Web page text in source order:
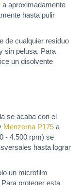
a aproximadamente
hasta pulir
de cualquier residuo
sin pelusa. Para
un disolvente
se acaba con el
Menzerna P175 a
- 4.500 rpm) se
hasta lograr
un microfilm
proteger esta